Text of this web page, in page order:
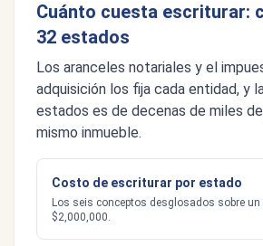
Cuánto cuesta escriturar:
32 estados
Los aranceles notariales y el
adquisición los fija cada entidad, y
estados es de decenas de miles
mismo inmueble.
Costo de escriturar por estado
Los seis conceptos desglosados sobre un
$2,000,000.